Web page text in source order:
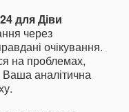
для Діви
через
очікування.
на проблемах,
Ваша аналітична